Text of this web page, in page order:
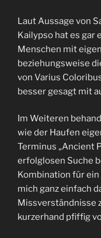
Laut Aussage von
Kailypso hat es gar
Menschen mit
beziehungsweise
von Varius
besser gesagt mit
Im Weiteren
wie der Haufen
Terminus „Ancient
erfolglosen Suche
Kombination für
mich ganz einfach
Missverständnisse
kurzerhand pfiffig